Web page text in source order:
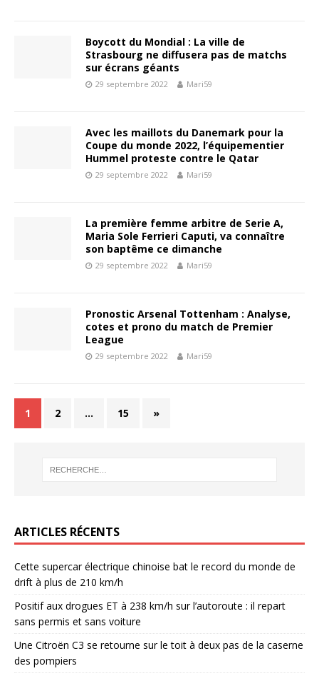
Boycott du Mondial : La ville de
Strasbourg ne diffusera pas de matchs
sur écrans géants
29 septembre 2022 Mari59
Avec les maillots du Danemark pour la
Coupe du monde 2022, l’équipementier
Hummel proteste contre le Qatar
29 septembre 2022 Mari59
La première femme arbitre de Serie A,
Maria Sole Ferrieri Caputi, va connaître
son baptême ce dimanche
29 septembre 2022 Mari59
Pronostic Arsenal Tottenham : Analyse,
cotes et prono du match de Premier
League
29 septembre 2022 Mari59
1 2 … 15 »
ARTICLES RÉCENTS
Cette supercar électrique chinoise bat le record du monde de
drift à plus de 210 km/h
Positif aux drogues ET à 238 km/h sur l’autoroute : il repart
sans permis et sans voiture
Une Citroën C3 se retourne sur le toit à deux pas de la caserne
des pompiers